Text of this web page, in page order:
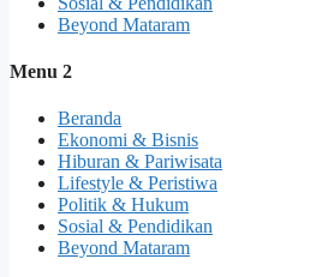
Beyond Mataram
Menu 2
Beranda
Ekonomi & Bisnis
Hiburan & Pariwisata
Lifestyle & Peristiwa
Politik & Hukum
Sosial & Pendidikan
Beyond Mataram